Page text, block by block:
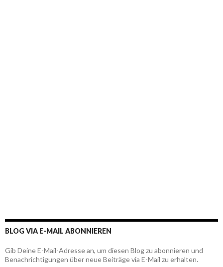
BLOG VIA E-MAIL ABONNIEREN
Gib Deine E-Mail-Adresse an, um diesen Blog zu abonnieren und
Benachrichtigungen über neue Beiträge via E-Mail zu erhalten.